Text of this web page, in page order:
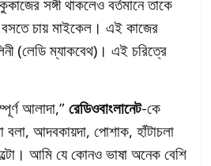
সঙ্গী থাকলেও বর্তমানে তাকে
বসতে চায় মাইকেল। এই কাজের
(লেডি ম্যাকবেথ)। এই চরিত্রে
আলাদা,”রেডিওবাংলানেট-কে
আদবকায়দা, পোশাক, হাঁটাচলা
আমি যে কোনও ভাষা অনেক বেশি